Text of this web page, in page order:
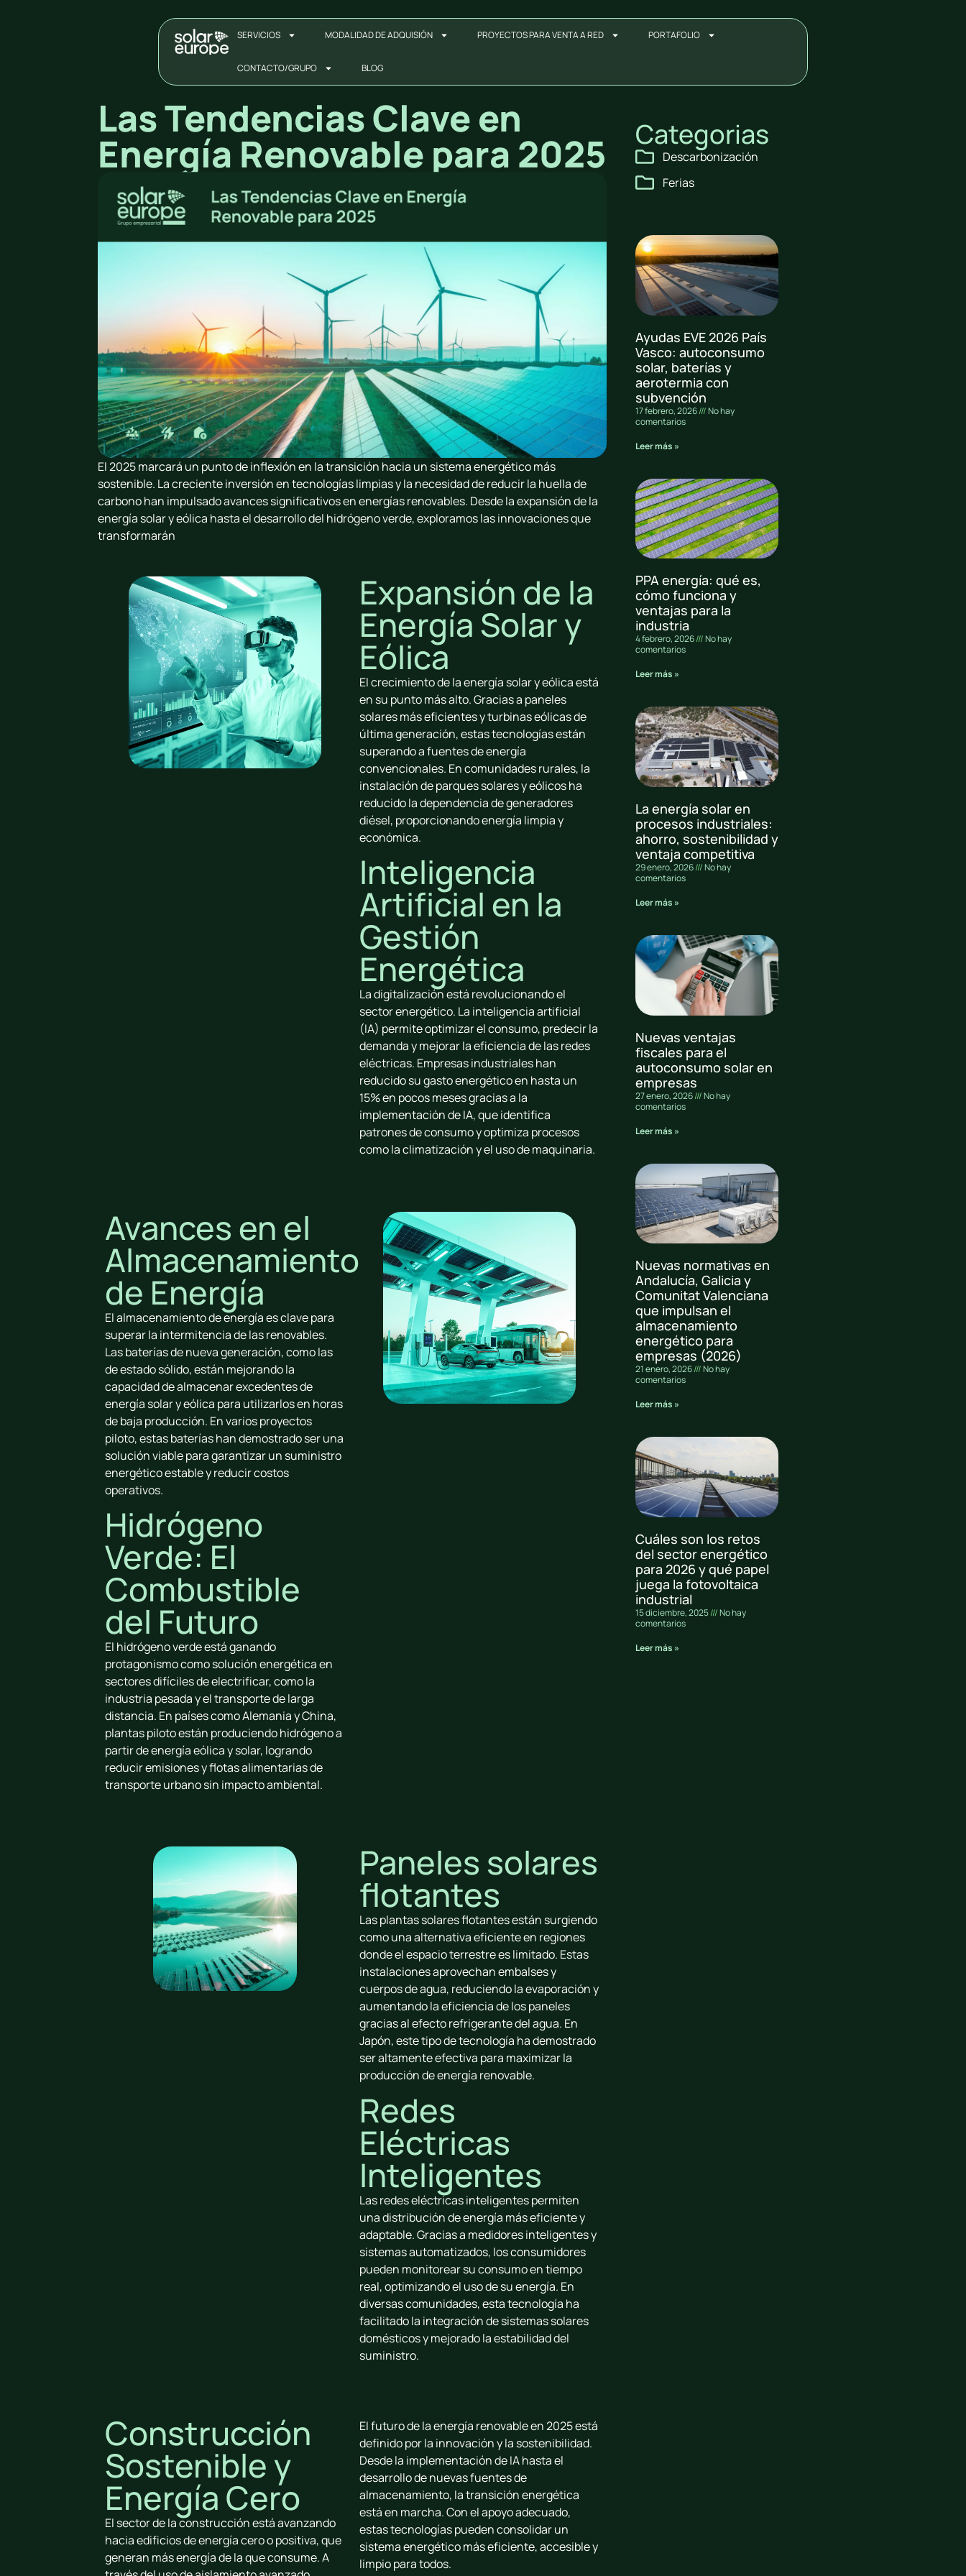
SERVICIOS MODALIDAD DE ADQUISIÓN PROYECTOS PARA VENTA A RED PORTAFOLIO
CONTACTO/GRUPO BLOG
Las Tendencias Clave en
Energía Renovable para 2025
El 2025 marcará un punto de inflexión en la transición hacia un sistema energético más
sostenible. La creciente inversión en tecnologías limpias y la necesidad de reducir la huella de
carbono han impulsado avances significativos en energías renovables. Desde la expansión de la
energía solar y eólica hasta el desarrollo del hidrógeno verde, exploramos las innovaciones que
transformarán
Expansión de la
Energía Solar y
Eólica
El crecimiento de la energía solar y eólica está
en su punto más alto. Gracias a paneles
solares más eficientes y turbinas eólicas de
última generación, estas tecnologías están
superando a fuentes de energía
convencionales. En comunidades rurales, la
instalación de parques solares y eólicos ha
reducido la dependencia de generadores
diésel, proporcionando energía limpia y
económica.
Inteligencia
Artificial en la
Gestión
Energética
La digitalización está revolucionando el
sector energético. La inteligencia artificial
(IA) permite optimizar el consumo, predecir la
demanda y mejorar la eficiencia de las redes
eléctricas. Empresas industriales han
reducido su gasto energético en hasta un
15% en pocos meses gracias a la
implementación de IA, que identifica
patrones de consumo y optimiza procesos
como la climatización y el uso de maquinaria.
Avances en el
Almacenamiento
de Energía
El almacenamiento de energía es clave para
superar la intermitencia de las renovables.
Las baterías de nueva generación, como las
de estado sólido, están mejorando la
capacidad de almacenar excedentes de
energía solar y eólica para utilizarlos en horas
de baja producción. En varios proyectos
piloto, estas baterías han demostrado ser una
solución viable para garantizar un suministro
energético estable y reducir costos
operativos.
Hidrógeno
Verde: El
Combustible
del Futuro
El hidrógeno verde está ganando
protagonismo como solución energética en
sectores difíciles de electrificar, como la
industria pesada y el transporte de larga
distancia. En países como Alemania y China,
plantas piloto están produciendo hidrógeno a
partir de energía eólica y solar, logrando
reducir emisiones y flotas alimentarias de
transporte urbano sin impacto ambiental.
Paneles solares
flotantes
Las plantas solares flotantes están surgiendo
como una alternativa eficiente en regiones
donde el espacio terrestre es limitado. Estas
instalaciones aprovechan embalses y
cuerpos de agua, reduciendo la evaporación y
aumentando la eficiencia de los paneles
gracias al efecto refrigerante del agua. En
Japón, este tipo de tecnología ha demostrado
ser altamente efectiva para maximizar la
producción de energía renovable.
Redes
Eléctricas
Inteligentes
Las redes eléctricas inteligentes permiten
una distribución de energía más eficiente y
adaptable. Gracias a medidores inteligentes y
sistemas automatizados, los consumidores
pueden monitorear su consumo en tiempo
real, optimizando el uso de su energía. En
diversas comunidades, esta tecnología ha
facilitado la integración de sistemas solares
domésticos y mejorado la estabilidad del
suministro.
Construcción
Sostenible y
Energía Cero
El sector de la construcción está avanzando
hacia edificios de energía cero o positiva, que
generan más energía de la que consume. A
El futuro de la energía renovable en 2025 está
definido por la innovación y la sostenibilidad.
Desde la implementación de IA hasta el
desarrollo de nuevas fuentes de
almacenamiento, la transición energética
está en marcha. Con el apoyo adecuado,
estas tecnologías pueden consolidar un
sistema energético más eficiente, accesible y
limpio para todos.
Categorias
Descarbonización
Ferias
Ayudas EVE 2026 País
Vasco: autoconsumo
solar, baterías y
aerotermia con
subvención
17 febrero, 2026
No hay
comentarios
Leer más »
PPA energía: qué es,
cómo funciona y
ventajas para la
industria
4 febrero, 2026
No hay
comentarios
Leer más »
La energía solar en
procesos industriales:
ahorro, sostenibilidad y
ventaja competitiva
29 enero, 2026
No hay
comentarios
Leer más »
Nuevas ventajas
fiscales para el
autoconsumo solar en
empresas
27 enero, 2026
No hay
comentarios
Leer más »
Nuevas normativas en
Andalucía, Galicia y
Comunitat Valenciana
que impulsan el
almacenamiento
energético para
empresas (2026)
21 enero, 2026
No hay
comentarios
Leer más »
Cuáles son los retos
del sector energético
para 2026 y qué papel
juega la fotovoltaica
industrial
15 diciembre, 2025
No hay
comentarios
Leer más »